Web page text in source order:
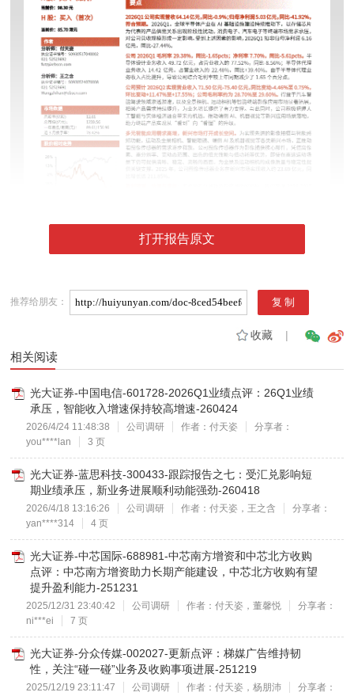
打开报告原文
推荐给朋友：
收藏|
相关阅读
光大证券-中国电信-601728-2026Q1业绩点评：26Q1业绩
承压，智能收入增速保持较高增速-260424
2026/4/24 11:48:38 公司调研 作者：付天姿
分享者：
you****lan
3 页
光大证券-蓝思科技-300433-跟踪报告之七：受汇兑影响短
期业绩承压，新业务进展顺利动能强劲-260418
2026/4/18 13:16:26 公司调研 作者：付天姿，王之含
分享者：
yan****314
4 页
光大证券-中芯国际-688981-中芯南方增资和中芯北方收购
点评：中芯南方增资助力长期产能建设，中芯北方收购有望
提升盈利能力-251231
2025/12/31 23:40:42 公司调研 作者：付天姿，董馨悦
分享者：
ni***ei
7 页
光大证券-分众传媒-002027-更新点评：梯媒广告维持韧
性，关注“碰一碰”业务及收购事项进展-251219
2025/12/19 23:11:47 公司调研 作者：付天姿，杨朋沛
分享者：